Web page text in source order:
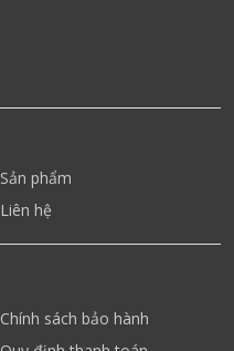
Sản phẩm
Liên hệ
Chính sách bảo hành